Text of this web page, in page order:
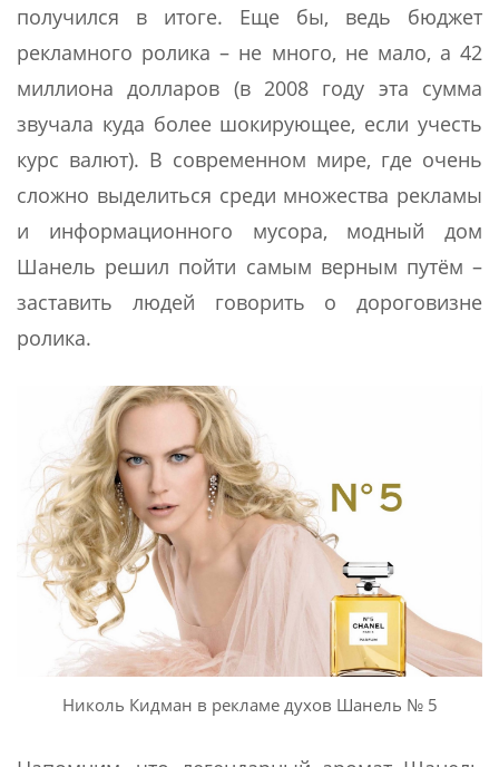
получился в итоге. Еще бы, ведь бюджет
рекламного ролика – не много, не мало, а 42
миллиона долларов (в 2008 году эта сумма
звучала куда более шокирующее, если учесть
курс валют). В современном мире, где очень
сложно выделиться среди множества рекламы
и информационного мусора, модный дом
Шанель решил пойти самым верным путём –
заставить людей говорить о дороговизне
ролика.
Николь Кидман в рекламе духов Шанель № 5